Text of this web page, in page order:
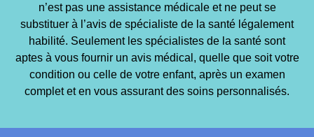
n’est pas une assistance médicale et ne peut se
substituer à l’avis de spécialiste de la santé légalement
habilité. Seulement les spécialistes de la santé sont
aptes à vous fournir un avis médical, quelle que soit votre
condition ou celle de votre enfant, après un examen
complet et en vous assurant des soins personnalisés.